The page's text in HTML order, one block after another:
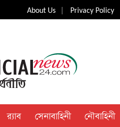
About Us| Privacy Policy
র‍্যাব সেনাবাহিনী নৌবাহিনী